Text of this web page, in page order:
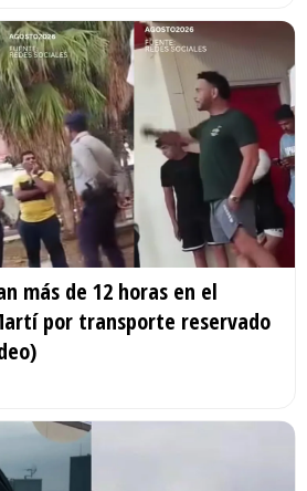
más de 12 horas en el
por transporte reservado